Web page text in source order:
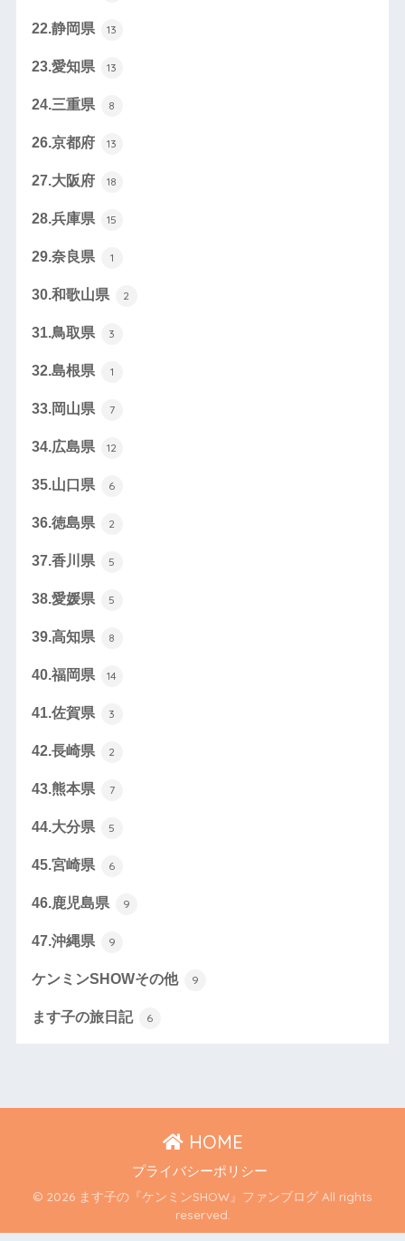
22.静岡県 13
23.愛知県 13
24.三重県 8
26.京都府 13
27.大阪府 18
28.兵庫県 15
29.奈良県 1
30.和歌山県 2
31.鳥取県 3
32.島根県 1
33.岡山県 7
34.広島県 12
35.山口県 6
36.徳島県 2
37.香川県 5
38.愛媛県 5
39.高知県 8
40.福岡県 14
41.佐賀県 3
42.長崎県 2
43.熊本県 7
44.大分県 5
45.宮崎県 6
46.鹿児島県 9
47.沖縄県 9
ケンミンSHOWその他 9
ます子の旅日記 6
HOME
プライバシーポリシー
© 2026 ます子の『ケンミンSHOW』ファンブログ All rights
reserved.